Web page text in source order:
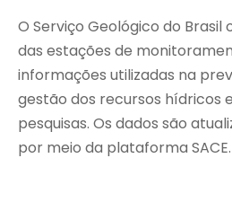
O Serviço Geológico do Brasil
das estações de
informações utilizadas na
gestão dos recursos hídricos
pesquisas. Os dados são
por meio da plataforma SACE.